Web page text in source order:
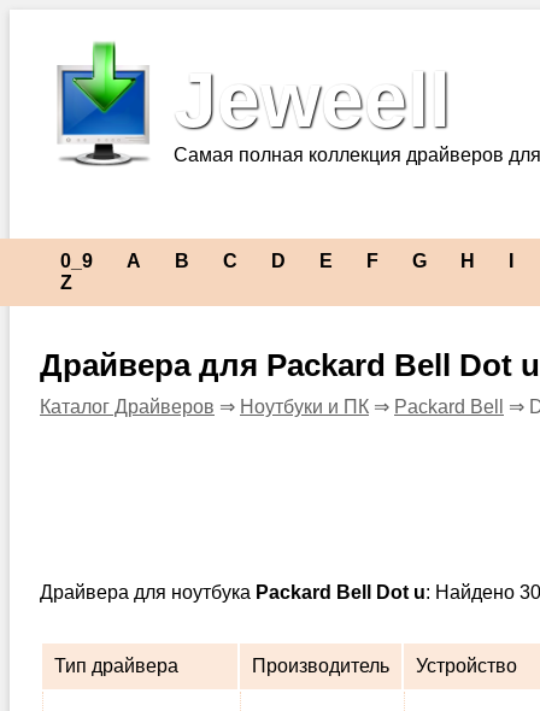
Jeweell
Самая полная коллекция драйверов
0_9 A B C D E F G H
Z
Драйвера для Packard Bell Dot u
Каталог Драйверов ⇒ Ноутбуки и ПК ⇒ Packard Bell ⇒
Драйвера для ноутбука Packard Bell Dot u: Найдено
Тип драйвера Производитель Устройство